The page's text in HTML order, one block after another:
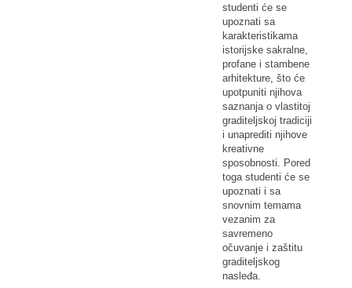
studenti će se
upoznati sa
karakteristikama
istorijske sakralne,
profane i stambene
arhitekture, što će
upotpuniti njihova
saznanja o vlastitoj
graditeljskoj tradiciji
i unaprediti njihove
kreativne
sposobnosti. Pored
toga studenti će se
upoznati i sa
snovnim temama
vezanim za
savremeno
očuvanje i zaštitu
graditeljskog
nasleđa.